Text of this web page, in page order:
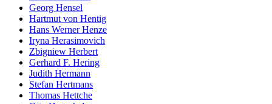
Georg Hensel
Hartmut von Hentig
Hans Werner Henze
Iryna Herasimovich
Zbigniew Herbert
Gerhard F. Hering
Judith Hermann
Stefan Hertmans
Thomas Hettche